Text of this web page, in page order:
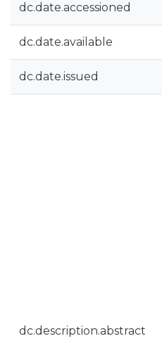
dc.date.accessioned
dc.date.available
dc.date.issued
dc.description.abstract